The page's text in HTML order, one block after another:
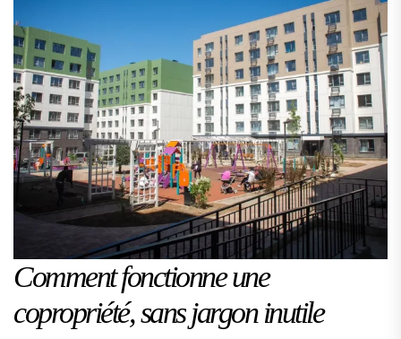
Comment fonctionne une
copropriété, sans jargon inutile